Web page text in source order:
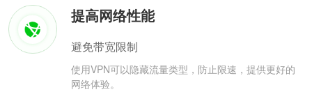
提高网络性能
避免带宽限制
使用VPN可以隐藏流量类型，防止限速，提供更好的
网络体验。